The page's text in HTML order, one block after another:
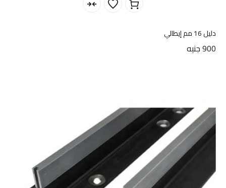
دليل 16 مم إيطالي
900جنيه